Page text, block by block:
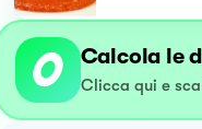
Calcola le
Clicca qui e